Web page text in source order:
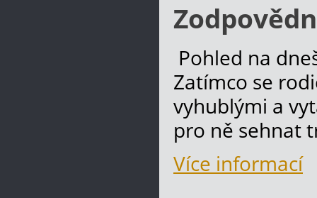
Pohled na
Zatímco se
vyhublými a
pro ně sehnat
Více informací